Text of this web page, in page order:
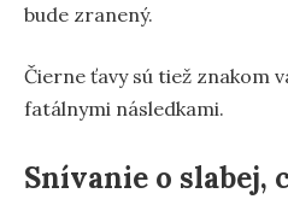
bude zranený.
Čierne ťavy sú tiež znakom
fatálnymi následkami.
Snívanie o slabej,